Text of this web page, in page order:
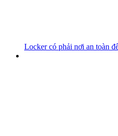
Locker có phải nơi an toàn